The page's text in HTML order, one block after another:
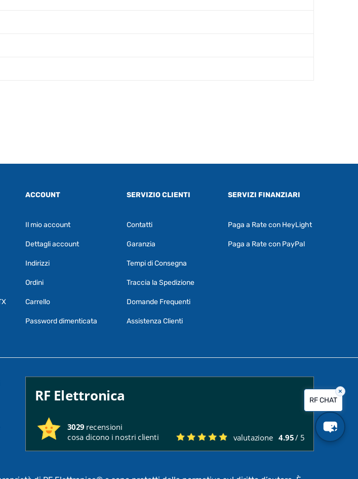
ACCOUNT
Il mio account
Dettagli account
Indirizzi
Ordini
Carrello
Password dimenticata
SERVIZIO CLIENTI
Contatti
Garanzia
Tempi di Consegna
Traccia la Spedizione
Domande Frequenti
Assistenza Clienti
SERVIZI FINANZIARI
Paga a Rate con HeyLight
Paga a Rate con PayPal
RF Elettronica
3029 recensioni
cosa dicono i nostri clienti
valutazione 4.95/ 5
RF Assist
Puoi chiedermi informazioni generali o
specifiche su certi prodotti.
prodotto
RF CHAT
×